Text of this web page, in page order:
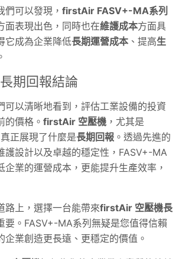
們可以發現， firstAir FASV+-MA系列
面表現出色，同時也在維護成本方面具
它成為企業降低長期運營成本 、提高生
期回報結論
可以清晰地看到，評估工業設備的投資
的價格。 firstAir 空壓機 ，尤其是
真正展現了什麼是長期回報 。透過先進的
護設計以及卓越的穩定性，FASV+-MA
企業的運營成本，更能提升生產效率，
路上，選擇一台能帶來firstAir 空壓機長
要。FASV+-MA系列無疑是您值得信賴
企業創造更長遠、更穩定的價值。